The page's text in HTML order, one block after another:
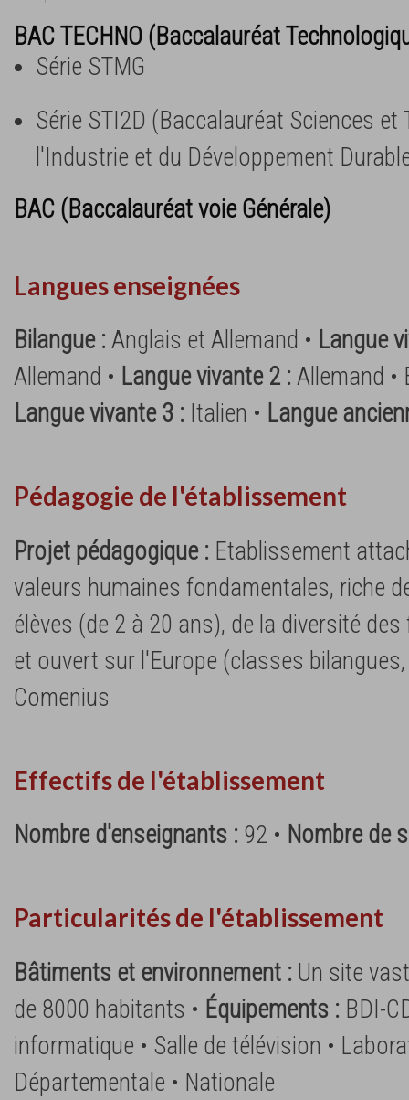
BAC TECHNO (Baccalauréat
Série STMG
Série STI2D (Baccalauréat Sciences et
l'Industrie et du Développement
BAC (Baccalauréat voie Générale)
Langues enseignées
Bilangue :Anglais et Allemand • Langue
Allemand • Langue vivante 2 :Allemand •
Langue vivante 3 : Italien • Langue
Pédagogie de l'établissement
Projet pédagogique : Etablissement
valeurs humaines fondamentales, riche
élèves (de 2 à 20 ans), de la diversité
et ouvert sur l'Europe (classes
Comenius
Effectifs de l'établissement
Nombre d'enseignants : 92 • Nombre de
Particularités de l'établissement
Bâtiments et environnement : Un site
de 8000 habitants • Équipements : BDI-
informatique • Salle de télévision •
Départementale • Nationale